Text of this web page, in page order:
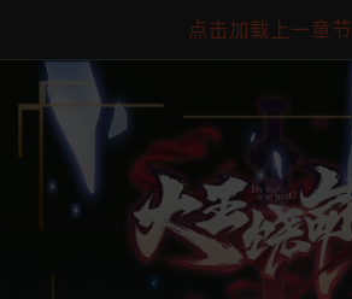
点击加载上一章节